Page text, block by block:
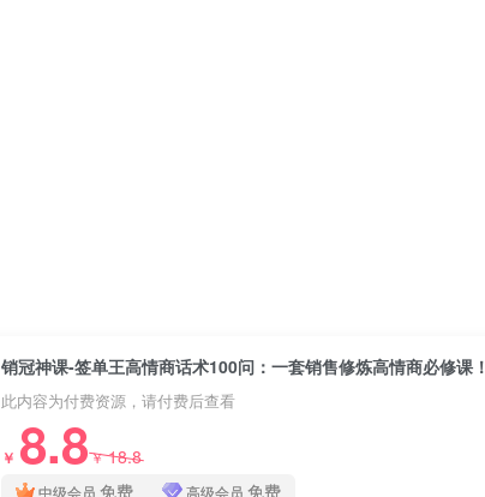
销冠神课-签单王高情商话术100问：一套销售修炼高情商必修课！
此内容为付费资源，请付费后查看
￥ 8.8￥18.8
中级会员 免费 高级会员 免费
欢迎访问网创吧🏹